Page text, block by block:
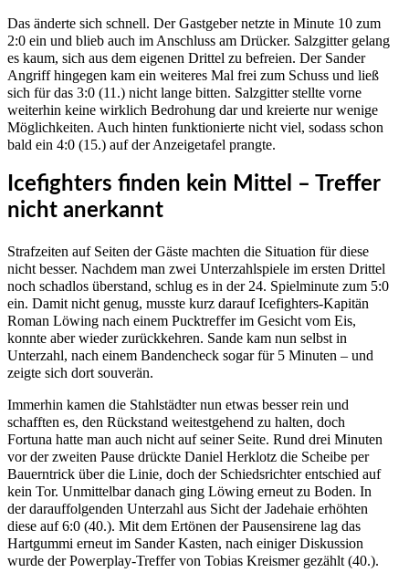
Das änderte sich schnell. Der Gastgeber netzte in Minute 10 zum
2:0 ein und blieb auch im Anschluss am Drücker. Salzgitter gelang
es kaum, sich aus dem eigenen Drittel zu befreien. Der Sander
Angriff hingegen kam ein weiteres Mal frei zum Schuss und ließ
sich für das 3:0 (11.) nicht lange bitten. Salzgitter stellte vorne
weiterhin keine wirklich Bedrohung dar und kreierte nur wenige
Möglichkeiten. Auch hinten funktionierte nicht viel, sodass schon
bald ein 4:0 (15.) auf der Anzeigetafel prangte.
Icefighters finden kein Mittel – Treffer
nicht anerkannt
Strafzeiten auf Seiten der Gäste machten die Situation für diese
nicht besser. Nachdem man zwei Unterzahlspiele im ersten Drittel
noch schadlos überstand, schlug es in der 24. Spielminute zum 5:0
ein. Damit nicht genug, musste kurz darauf Icefighters-Kapitän
Roman Löwing nach einem Pucktreffer im Gesicht vom Eis,
konnte aber wieder zurückkehren. Sande kam nun selbst in
Unterzahl, nach einem Bandencheck sogar für 5 Minuten – und
zeigte sich dort souverän.
Immerhin kamen die Stahlstädter nun etwas besser rein und
schafften es, den Rückstand weitestgehend zu halten, doch
Fortuna hatte man auch nicht auf seiner Seite. Rund drei Minuten
vor der zweiten Pause drückte Daniel Herklotz die Scheibe per
Bauerntrick über die Linie, doch der Schiedsrichter entschied auf
kein Tor. Unmittelbar danach ging Löwing erneut zu Boden. In
der darauffolgenden Unterzahl aus Sicht der Jadehaie erhöhten
diese auf 6:0 (40.). Mit dem Ertönen der Pausensirene lag das
Hartgummi erneut im Sander Kasten, nach einiger Diskussion
wurde der Powerplay-Treffer von Tobias Kreismer gezählt (40.).